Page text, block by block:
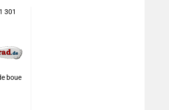
301
boue